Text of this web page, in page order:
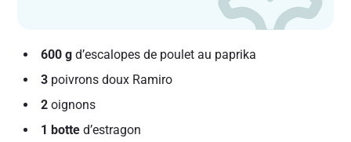
600 g d’escalopes de poulet au paprika
3 poivrons doux Ramiro
2oignons
1 botte d’estragon